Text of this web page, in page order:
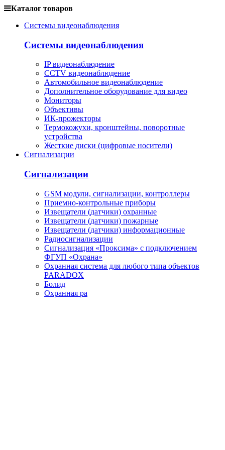
Каталог товаров
Системы видеонаблюдения
Системы видеонаблюдения
IP видеонаблюдение
CCTV видеонаблюдение
Автомобильное видеонаблюдение
Дополнительное оборудование для видео
Мониторы
Объективы
ИК-прожекторы
Термокожухи, кронштейны, поворотные
устройства
Жесткие диски (цифровые носители)
Сигнализации
Сигнализации
GSM модули, сигнализации, контроллеры
Приемно-контрольные приборы
Извещатели (датчики) охранные
Извещатели (датчики) пожарные
Извещатели (датчики) информационные
Радиосигнализации
Сигнализация «Проксима» с подключением
ФГУП «Охрана»
Охранная система для любого типа объектов
PARADOX
Болид
Охранная ра